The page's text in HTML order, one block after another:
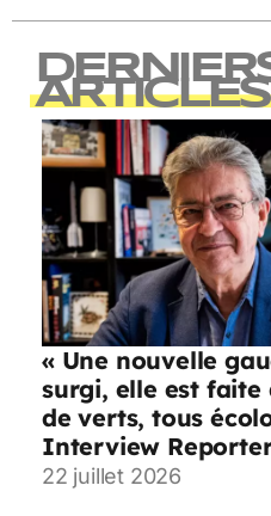
ARTICLES
« Une nouvelle
surgi, elle est faite
de verts, tous
Interview
22 juillet 2026